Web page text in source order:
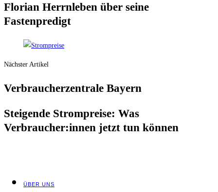
Flo­ri­an Herrn­le­ben über sei­ne
Fastenpredigt
Nächster Artikel
Ver­brau­cher­zen­tra­le Bayern
Stei­gen­de Strom­prei­se: Was
Verbraucher:innen jetzt tun können
ÜBER UNS